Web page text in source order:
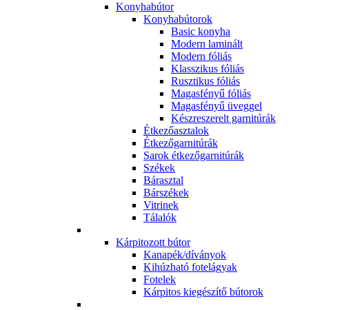
Konyhabútor
Konyhabútorok
Basic konyha
Modern laminált
Modern fóliás
Klasszikus fóliás
Rusztikus fóliás
Magasfényű fóliás
Magasfényű üveggel
Készreszerelt garnitúrák
Étkezőasztalok
Étkezőgarnitúrák
Sarok étkezőgarnitúrák
Székek
Bárasztal
Bárszékek
Vitrinek
Tálalók
Kárpitozott bútor
Kanapék/díványok
Kihúzható fotelágyak
Fotelek
Kárpitos kiegészítő bútorok